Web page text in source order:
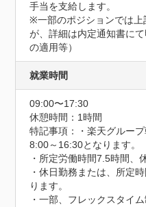
手当を支給します。
※一部のポジションでは上
が、詳細は内定通知書に
の適用等）
就業時間
09:00〜17:30
休憩時間：1時間
特記事項：・楽天グルー
8:00～16:30となります。
・所定労働時間7.5時間、
・休日勤務または、所定
ります。
・一部、フレックスタイ